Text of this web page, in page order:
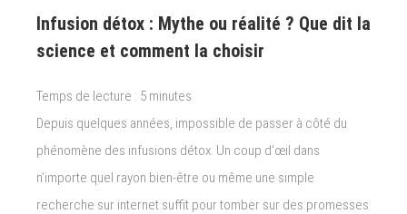
Infusion détox : Mythe ou réalité ? Que dit la
science et comment la choisir
Temps de lecture : 5 minutes
Depuis quelques années, impossible de passer à côté du
phénomène des infusions détox. Un coup d’œil dans
n’importe quel rayon bien-être ou même une simple
recherche sur internet suffit pour tomber sur des promesses